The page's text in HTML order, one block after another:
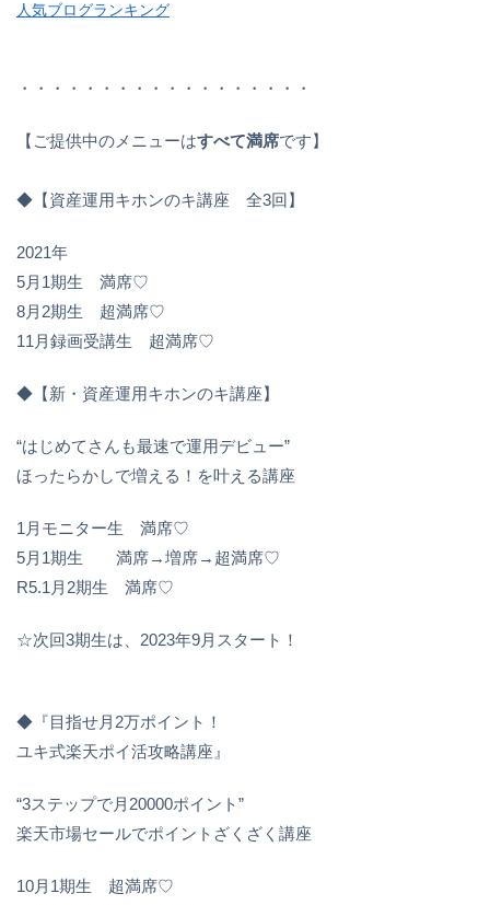
人気ブログランキング
・・・・・・・・・・・・・・・・・・
【ご提供中のメニューはすべて満席です】
◆【資産運用キホンのキ講座 全3回】
2021年
5月1期生 満席♡
8月2期生 超満席♡
11月録画受講生 超満席♡
◆【新・資産運用キホンのキ講座】
“はじめてさんも最速で運用デビュー”
ほったらかしで増える！を叶える講座
1月モニター生 満席♡
⁡5月1期生 満席→増席→超満席♡
R5.1月2期生 満席♡
☆次回3期生は、2023年9月スタート！
◆『目指せ月2万ポイント！
ユキ式楽天ポイ活攻略講座』
“3ステップで月20000ポイント”
楽天市場セールでポイントざくざく講座
10月1期生 超満席♡